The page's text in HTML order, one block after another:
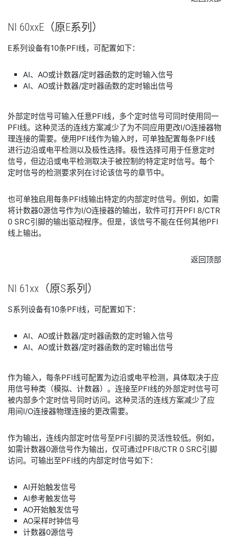
NI 60xxE （原E系列）
E系列设备有10条PFI线，可配置如下：
AI、AO或计数器/定时器函数的定时输入信号
AI、AO或计数器/定时器函数的定时输出信号
外部定时信号可输入任意PFI线，多个定时信号可同时使用同一
PFI线。这种灵活的连线方案减少了为不同应用更改I/O连接器物
理连接的需要。使用PFI线作为输入时，可单独配置每条PFI线
进行边沿或电平检测以及极性选择。极性选择可用于任意定时
信号，但边沿或电平检测取决于被控制的特定定时信号。每个
定时信号的检测要求列在讨论该信号的章节中。
也可单独启用每条PFI线输出特定的内部定时信号。例如，如需
将计数器0源信号作为I/O连接器的输出，软件可打开PFI 8/CTR
0 SRC引脚的输出驱动程序。但是，该信号不能在任何其他PFI
线上输出。
返回顶部
NI 61xx （原S系列）
S系列设备有10条PFI线，可配置如下：
AI、AO或计数器/定时器函数的定时输入信号
AI、AO或计数器/定时器函数的定时输出信号
作为输入，每条PFI线可配置为边沿或电平检测，具体取决于应
用信号种类（模拟、计数器）。连接至PFI线的外部定时信号可
被内部多个定时信号同时访问。这种灵活的连线方案减少了应
用间I/O连接器物理连接的更改需要。
作为输出，连线内部定时信号至PFI引脚的灵活性较低。例如，
如需计数器0源信号作为输出，仅可通过PFI8/CTR 0 SRC引脚
访问。可输出至PFI线的内部定时信号如下：
AI开始触发信号
AI参考触发信号
AO开始触发信号
AO采样时钟信号
计数器0源信号